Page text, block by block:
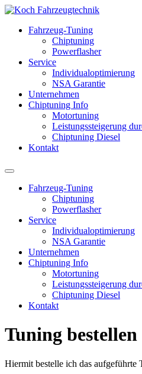
Fahrzeug-Tuning
Chiptuning
Powerflasher
Service
Individualoptimierung
NSA Garantie
Unternehmen
Chiptuning Info
Motortuning
Leistungssteigerung
Chiptuning Diesel
Kontakt
Fahrzeug-Tuning
Chiptuning
Powerflasher
Service
Individualoptimierung
NSA Garantie
Unternehmen
Chiptuning Info
Motortuning
Leistungssteigerung
Chiptuning Diesel
Kontakt
Tuning bestellen
Hiermit bestelle ich das aufgeführte